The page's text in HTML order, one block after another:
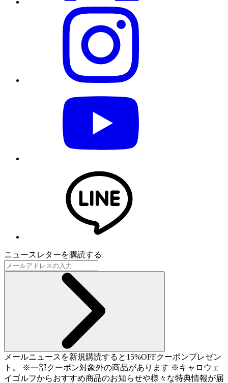
ニュースレターを購読する
メールニュースを新規購読すると15%OFFクーポンプレゼン
ト。 ※一部クーポン対象外の商品があります ※キャロウェ
イゴルフからおすすめ商品のお知らせや様々な特典情報が届